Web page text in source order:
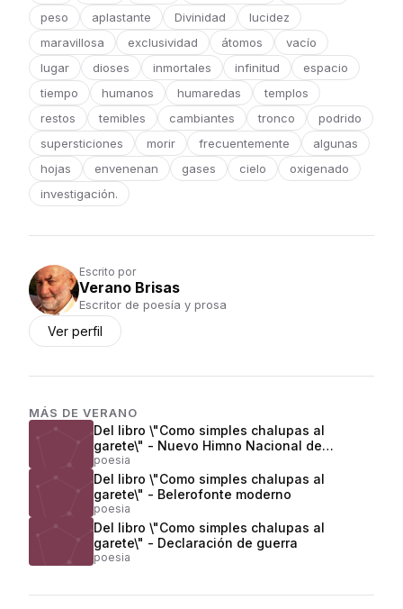
peso
aplastante Divinidad
lucidez
maravillosa
exclusividad átomos
vacío
lugar
dioses inmortales infinitud
espacio
tiempo
humanos humaredas
templos
restos
temibles cambiantes tronco
podrido
supersticiones
morir frecuentemente
algunas
hojas
envenenan gases cielo
oxigenado
investigación.
Escrito por
Verano Brisas
Escritor de poesía y prosa
Ver perfil
MÁS DEVERANO
Del libro \"Como simples chalupas al
garete\" - Nuevo Himno Nacional de
Colombia
poesia
Del libro \"Como simples chalupas al
garete\" - Belerofonte moderno
poesia
Del libro \"Como simples chalupas al
garete\" - Declaración de guerra
poesia